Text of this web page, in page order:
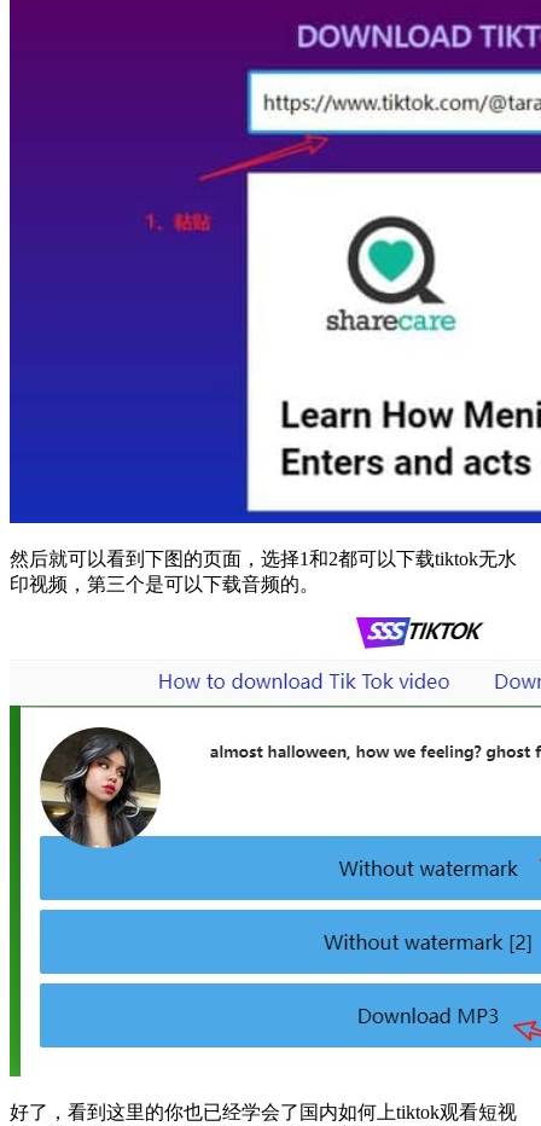
然后就可以看到下图的页面，选择1和2都可以下载tiktok无水
印视频，第三个是可以下载音频的。
好了，看到这里的你也已经学会了国内如何上tiktok观看短视